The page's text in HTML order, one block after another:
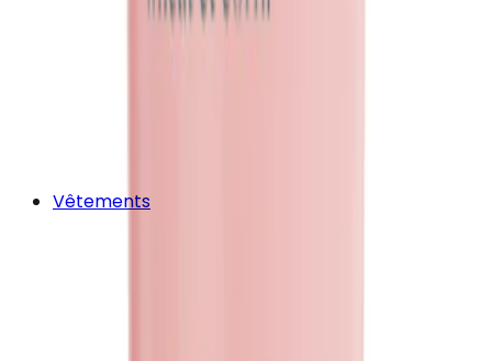
Vêtements